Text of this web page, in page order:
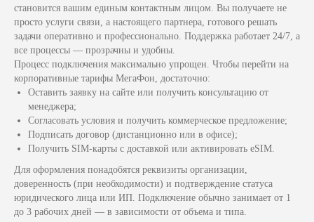
становится вашим единым контактным лицом. Вы получаете не
просто услуги связи, а настоящего партнера, готового решать
задачи оперативно и профессионально. Поддержка работает 24/7, а
все процессы — прозрачны и удобны.
Процесс подключения максимально упрощен. Чтобы перейти на
корпоративные тарифы МегаФон, достаточно:
Оставить заявку на сайте или получить консультацию от
менеджера;
Согласовать условия и получить коммерческое предложение;
Подписать договор (дистанционно или в офисе);
Получить SIM-карты с доставкой или активировать eSIM.
Для оформления понадобятся реквизиты организации,
доверенность (при необходимости) и подтверждение статуса
юридического лица или ИП. Подключение обычно занимает от 1
до 3 рабочих дней — в зависимости от объема и типа.
Правила использования cookie
Разделы Услуги для бизнеса
Для юридических лиц
Для индивидуальных
предпринимателей
Перейти в МегаФон
М2М-мониторинг Интернет для офиса
Городской номер
8-800
Виртуальная АТС
Контроль кадров